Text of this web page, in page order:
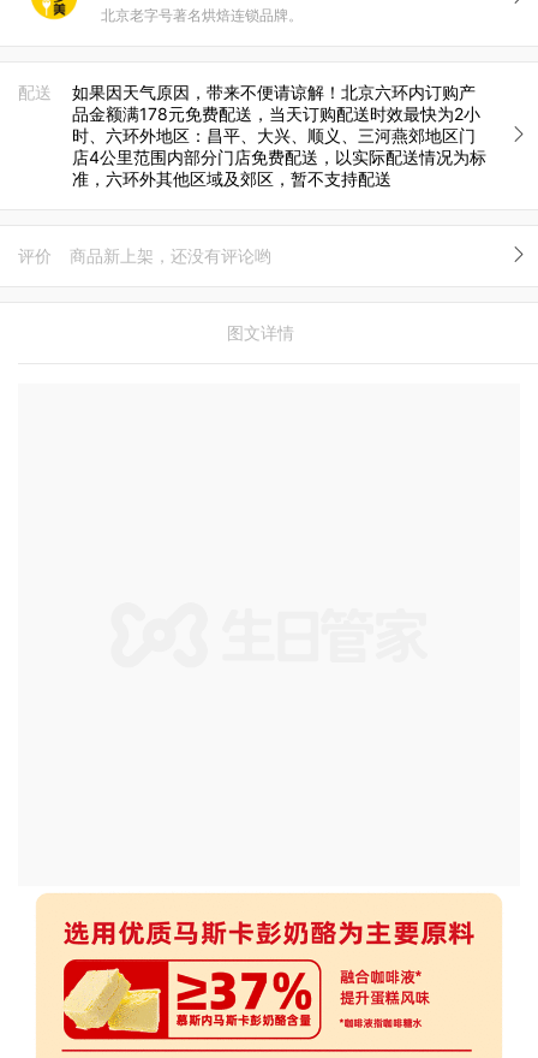
北京老字号著名烘焙连锁品牌。
配送
如果因天气原因，带来不便请谅解！北京六环内订购产
品金额满178元免费配送，当天订购配送时效最快为2小
时、六环外地区：昌平、大兴、顺义、三河燕郊地区门
店4公里范围内部分门店免费配送，以实际配送情况为标
准，六环外其他区域及郊区，暂不支持配送
评价 商品新上架，还没有评论哟
图文详情